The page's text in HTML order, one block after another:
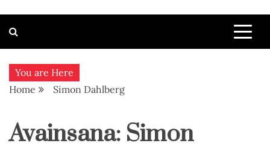
Riepu.fi
You are Here
Home
Simon Dahlberg
Avainsana: Simon